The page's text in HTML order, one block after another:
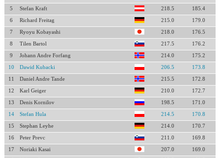
5 Stefan Kraft 218.5 185.4
6 Richard Freitag 215.0 179.0
7 Ryoyu Kobayashi 218.0 176.5
8 Tilen Bartol 217.5 176.2
9 Johann Andre Forfang 214.0 175.2
10 Dawid Kubacki 206.5 173.8
11 Daniel Andre Tande 215.5 172.8
12 Karl Geiger 210.0 172.7
13 Denis Kornilov 198.5 171.0
14 Stefan Hula 214.5 170.8
15 Stephan Leyhe 214.0 170.7
16 Peter Prevc 211.0 169.8
17 Noriaki Kasai 207.0 169.0